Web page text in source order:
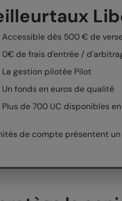
Accessible dès 500 € de
0€ de frais d'entrée /
La gestion pilotée Pilot
Un fonds en euros de qualité
Plus de 700 UC disponibles
de compte présentent